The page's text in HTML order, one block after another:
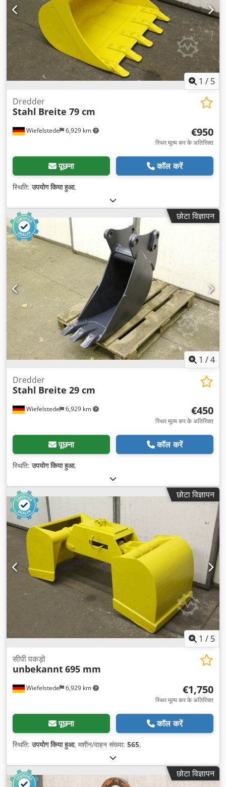
1 / 5
Wiefelstede 6,929 km
Dredder
Stahl Breite 79 cm
€950
स्थिर मूल्य कर के अतिरिक्त
पूछना कॉल करें
स्थिति:उपयोग किया हुआ,
छोटा विज्ञापन
1 /4
Wiefelstede 6,929 km
Dredder
Stahl Breite 29 cm
€450
स्थिर मूल्य कर के अतिरिक्त
पूछना कॉल करें
स्थिति:उपयोग किया हुआ,
छोटा विज्ञापन
1 / 5
Wiefelstede 6,929 km
सीपी पकड़ो
unbekannt695 mm
€1,750
स्थिर मूल्य कर के अतिरिक्त
पूछना कॉल करें
स्थिति:उपयोग किया हुआ, मशीन/वाहन संख्या: 565,
छोटा विज्ञापन